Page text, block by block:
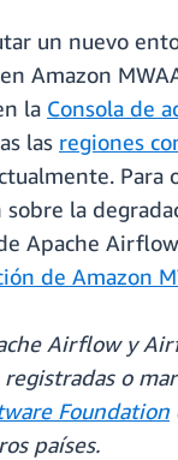
un nuevo
Amazon
la Consola de
las regiones
Para
la
Apache
de Amazon
Airflow y
o
Foundation
países.